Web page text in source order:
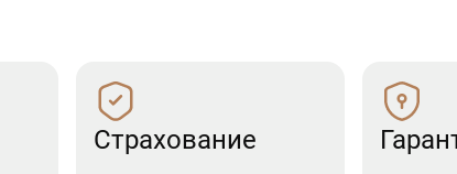
Страхование